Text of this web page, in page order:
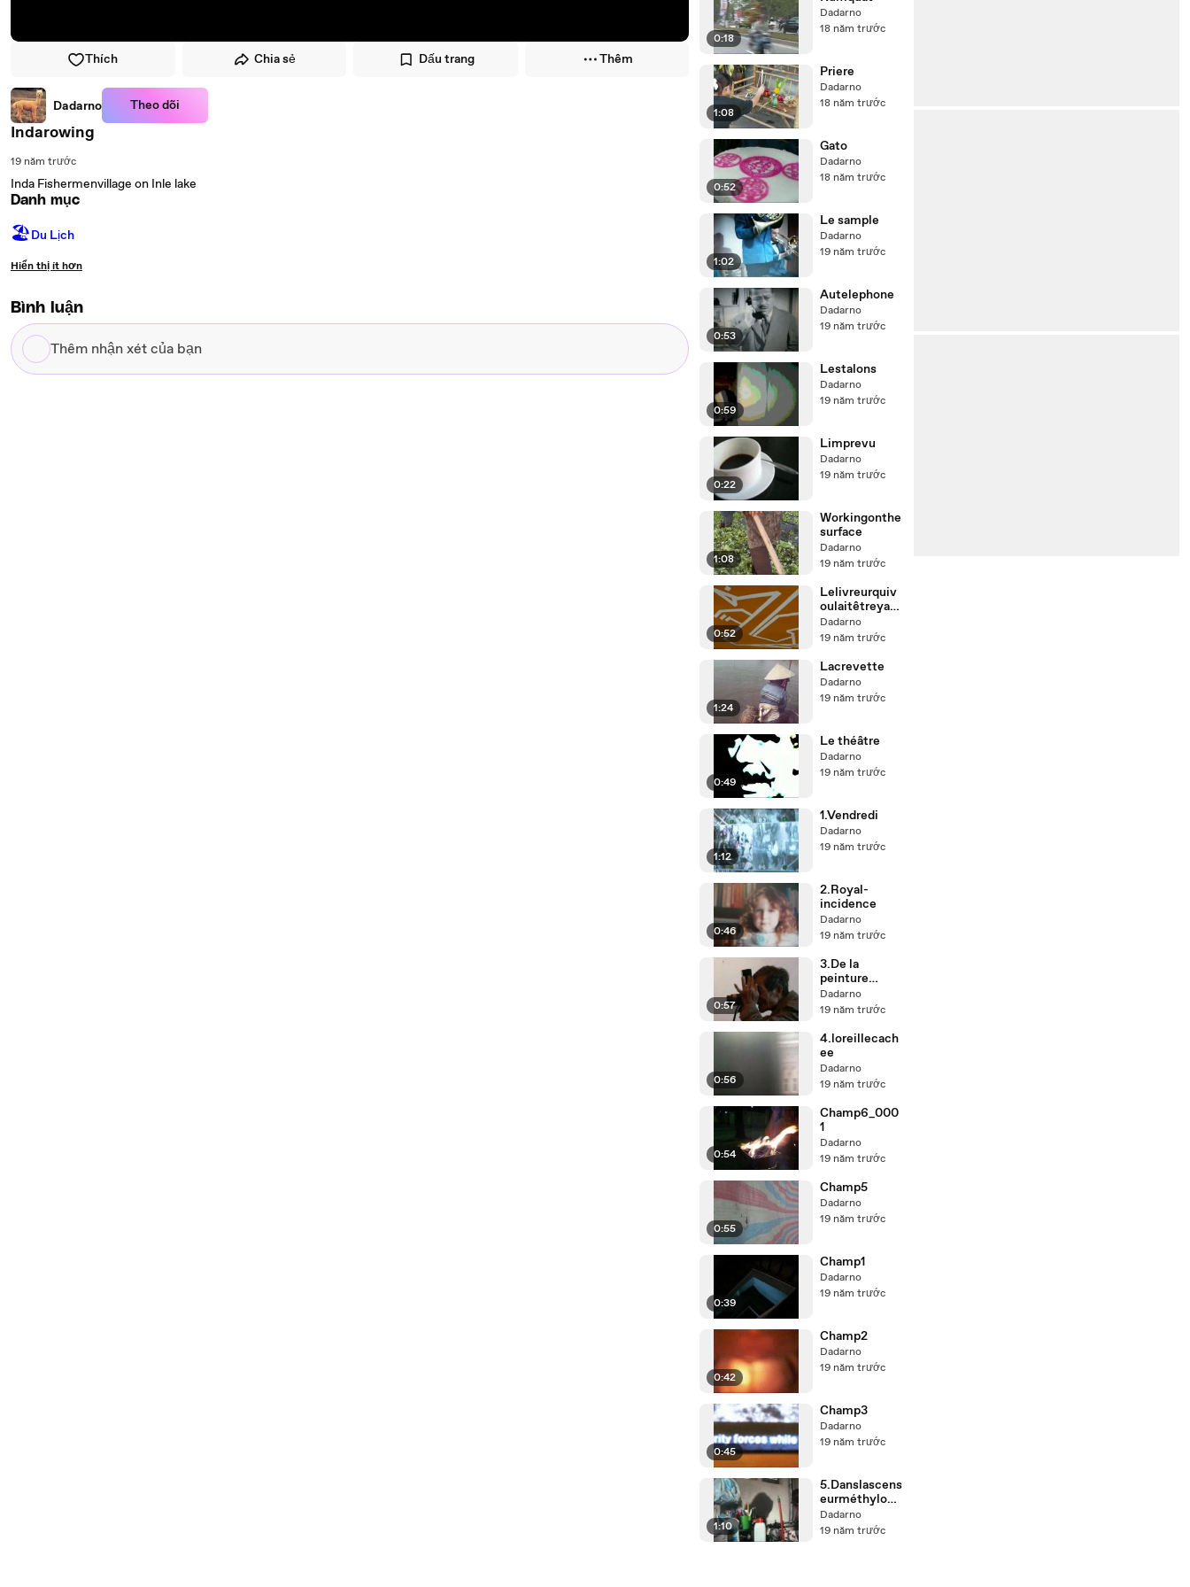
Thích Chia sẻ Dấu trang Thêm
Dadarno Theo dõi
Indarowing
19 năm trước
Inda Fishermenvillage on Inle lake
Danh mục
🏖Du Lịch
Hiển thị ít hơn
Bình luận
Thêm
nhận
0:18
Dadarno
18 năm trước
1:08
Priere
Dadarno
18 năm trước
0:52
Gato
Dadarno
18 năm trước
1:02
Le sample
Dadarno
19 năm trước
0:53
Autelephone
Dadarno
19 năm trước
0:59
Lestalons
Dadarno
19 năm trước
0:22
Limprevu
Dadarno
19 năm trước
1:08
Workingonthe
surface
Dadarno
19 năm trước
0:52
Lelivreurquiv
oulaitêtreyac
htman
Dadarno
19 năm trước
1:24
Lacrevette
Dadarno
19 năm trước
0:49
Le théâtre
Dadarno
19 năm trước
1:12
1.Vendredi
Dadarno
19 năm trước
0:46
2.Royal-
incidence
Dadarno
19 năm trước
0:57
3.De la
peinture
comme
Estaminet
Dadarno
19 năm trước
0:56
4.loreillecach
ee
Dadarno
19 năm trước
0:54
Champ6_000
1
Dadarno
19 năm trước
0:55
Champ5
Dadarno
19 năm trước
0:39
Champ1
Dadarno
19 năm trước
0:42
Champ2
Dadarno
19 năm trước
0:45
Champ3
Dadarno
19 năm trước
1:10
5.Danslascens
eurméthylogi
que
Dadarno
19 năm trước